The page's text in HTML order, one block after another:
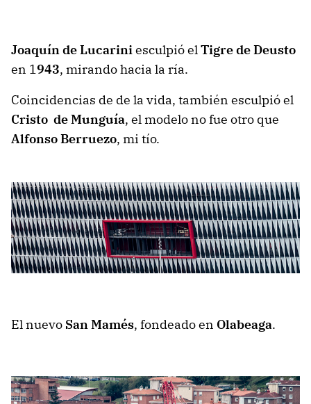
Joaquín de Lucariniesculpió elTigre de Deusto
en 1943, mirando hacia la ría.
Coincidencias de de la vida, también esculpió el
Cristo de Munguía, el modelo no fue otro que
Alfonso Berruezo, mi tío.
El nuevo San Mamés, fondeado en Olabeaga.